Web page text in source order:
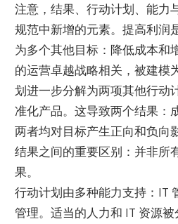
注意，结果、行动计划、能力
规范中新增的元素。提高利润
为多个其他目标：降低成本和
的运营卓越战略相关，被建模
划进一步分解为两项其他行动
准化产品。这导致两个结果：
两者均对目标产生正向和负向
结果之间的重要区别：并非所
果。
行动计划由多种能力支持：IT
管理。适当的人力和 IT 资源